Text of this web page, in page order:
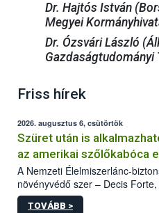
Dr. Hajtós István
Megyei
Dr. Ózsvári László
Gazdaságtudományi
Friss hírek
2026. augusztus 6, csütörtök
Szüret után is
az amerikai szőlőkabóca
A Nemzeti Élelmiszerlánc-
növényvédő szer – Decis
engedélyokiratát módosította,
TOVÁBB >